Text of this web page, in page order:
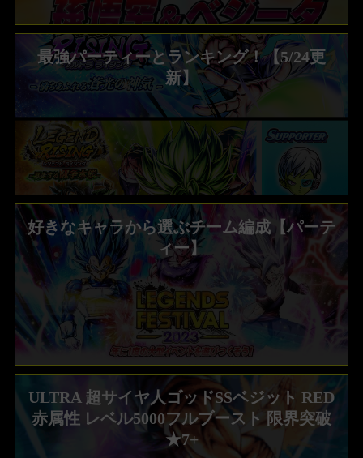
最強パーティーとランキング！【5/24更
新】
好きなキャラから選ぶチーム編成【パーテ
ィー】
ULTRA 超サイヤ人ゴッドSSベジット RED
赤属性 レベル5000フルブースト 限界突破
★7+